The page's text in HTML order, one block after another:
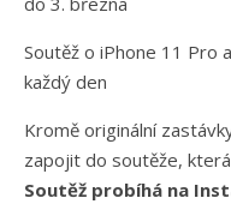
Soutěž o iPhone 11 Pro
každý den
Kromě originální
zapojit do soutěže,
Soutěž probíhá na